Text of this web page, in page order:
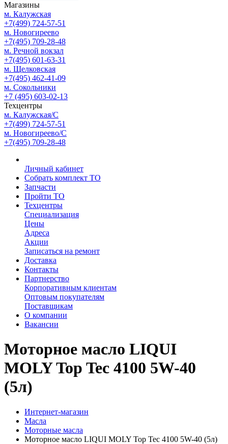
Магазины
м. Калужская
+7(499) 724-57-51
м. Новогиреево
+7(495) 709-28-48
м. Речной вокзал
+7(495) 601-63-31
м. Щелковская
+7(495) 462-41-09
м. Сокольники
+7 (495) 603-02-13
Техцентры
м. Калужская/С
+7(499) 724-57-51
м. Новогиреево/С
+7(495) 709-28-48
Личный кабинет
Собрать комплект ТО
Запчасти
Пройти ТО
Техцентры
Специализация
Цены
Адреса
Акции
Записаться на ремонт
Доставка
Контакты
Партнерство
Корпоративным клиентам
Оптовым покупателям
Поставщикам
О компании
Вакансии
Моторное масло LIQUI
MOLY Top Tec 4100 5W-40
(5л)
Интернет-магазин
Масла
Моторные масла
Моторное масло LIQUI MOLY Top Tec 4100 5W-40 (5л)